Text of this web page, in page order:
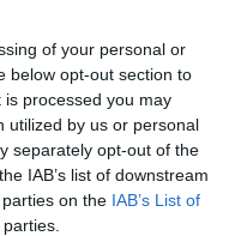
of your personal or
below opt-out section to
processed you may
utilized by us or personal
separately opt-out of the
IAB’s list of downstream
on the IAB’s List of